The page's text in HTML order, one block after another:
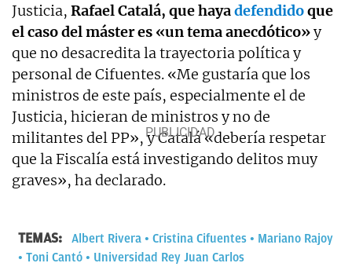
Justicia, Rafael Catalá, que hayadefendidoque
el caso del máster es «un tema anecdótico»y
que no desacredita la trayectoria política y
personal de Cifuentes. «Me gustaría que los
ministros de este país, especialmente el de
Justicia, hicieran de ministros y no de
militantes del PP», y Catalá «debería respetar
que la Fiscalía está investigando delitos muy
graves», ha declarado.
TEMAS: Albert Rivera Cristina Cifuentes
Mariano Rajoy
Toni Cantó
Universidad Rey Juan Carlos